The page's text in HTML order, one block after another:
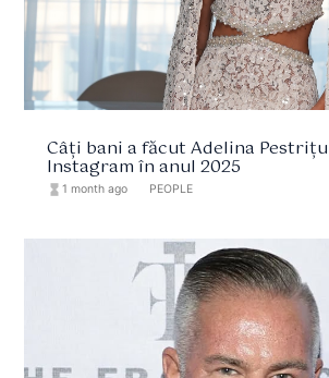
Câți bani a făcut Adelina
Instagram în anul 2025
hourglass_full 1 month ago PEOPLE